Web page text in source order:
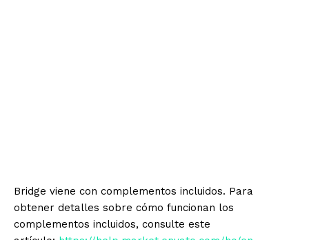
Bridge viene con complementos incluidos. Para
obtener detalles sobre cómo funcionan los
complementos incluidos, consulte este